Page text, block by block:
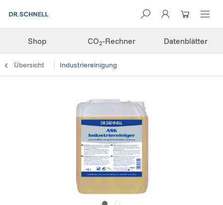
Shop CO2-Rechner Datenblätter
Übersicht Industriereinigung